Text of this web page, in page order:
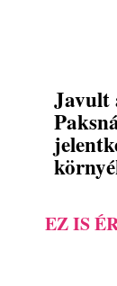
Javult
EZ IS